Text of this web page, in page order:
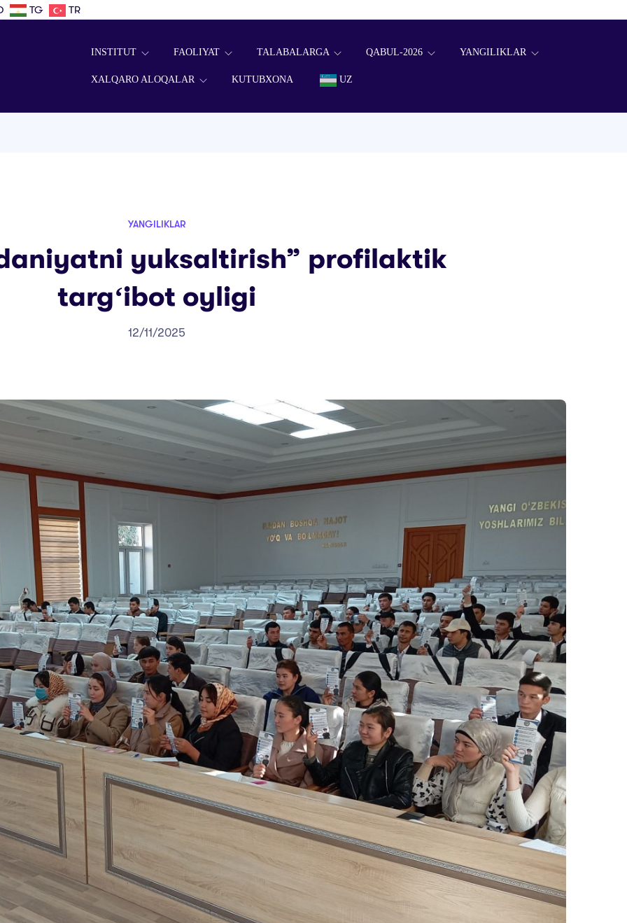
TG TR
INSTITUT FAOLIYAT TALABALARGA QABUL-2026 YANGILIKLAR
XALQARO ALOQALAR KUTUBXONA UZ
YANGILIKLAR
yuksaltirish” profilaktik
targʻibot oyligi
12/11/2025